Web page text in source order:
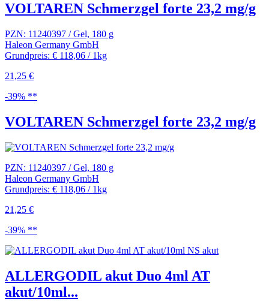
VOLTAREN Schmerzgel forte 23,2 mg/g
PZN: 11240397 / Gel, 180 g
Haleon Germany GmbH
Grundpreis: € 118,06 / 1kg
21,25 €
-39% **
VOLTAREN Schmerzgel forte 23,2 mg/g
PZN: 11240397 / Gel, 180 g
Haleon Germany GmbH
Grundpreis: € 118,06 / 1kg
21,25 €
-39% **
ALLERGODIL akut Duo 4ml AT
akut/10ml...